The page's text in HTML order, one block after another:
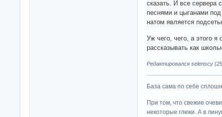
сказать. И все сервера
песнями и цыганами
натом является
Уж чего, чего, а этого я
рассказывать как
Редактировался selenscy
База сама по себе
При том, что свежие
некоторые глюки. А в